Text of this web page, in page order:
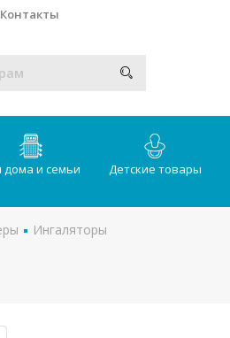
Контакты
дома и семьи Детские товары
Ингаляторы